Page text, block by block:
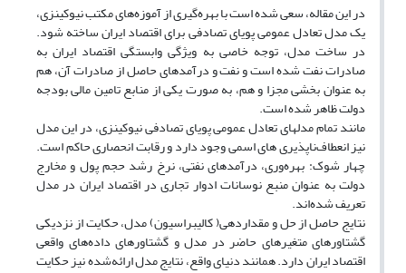
در این مقاله، سعی شده است با بهره‌گیری از آموزه‌های مکتب نیوکینزی،
یک مدل تعادل عمومی پویای تصادفی برای اقتصاد ایران ساخته شود.
در ساخت مدل، توجه خاصی به ویژگی وابستگی اقتصاد ایران به
صادرات نفت شده است و نفت و درآمدهای حاصل از صادرات آن، هم
به عنوان بخشی مجزا و هم، به صورت یکی از منابع تامین مالی بودجه
دولت ظاهر شده است.
مانند تمام مدلهای تعادل عمومی پویای تصادفی نیو‌کینزی، در این مدل
نیز انعطاف‌ناپذیری های اسمی وجود دارد و رقابت انحصاری حاکم است.
چهار شوک: بهره‌وری، درآمدهای نفتی، نرخ رشد حجم پول و مخارج
دولت به عنوان منبع نوسانات ادوار تجاری در اقتصاد ایران در مدل
تعریف شده‌اند.
نتایج حاصل از حل و مقدار‌دهی( کالیبراسیون) مدل، حکایت از نزدیکی
گشتاورهای متغیرهای حاضر در مدل و گشتاورهای داده‌های واقعی
اقتصاد ایران دارد. همانند دنیای واقع، نتایج مدل ارائه‌شده نیز حکایت